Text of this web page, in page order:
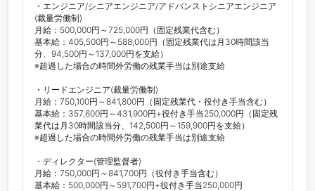
・エンジニア/シニアエンジニア/アドバンストシニアエンジニア
(裁量労働制)
月給：500,000円～725,000円（固定残業代含む）
基本給：405,500円～588,000円（固定残業代は月30時間該当
分、94,500円～137,000円を支給）
※超過した場合の時間外労働の残業手当は別途支給
・リードエンジニア(裁量労働制)
月給：750,100円～841,800円（固定残業代・役付き手当含む）
基本給：357,600円～431,900円+役付き手当250,000円（固定残
業代は月30時間該当分、142,500円～159,900円を支給）
※超過した場合の時間外労働の残業手当は別途支給
・ディレクター(管理監督者)
月給：750,000円～841,700円（役付き手当含む）
基本給：500,000円～591,700円+役付き手当250,000円